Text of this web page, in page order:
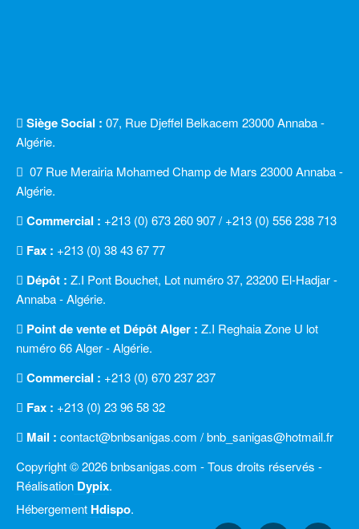
Siège Social : 07, Rue Djeffel Belkacem 23000 Annaba -
Algérie.
07 Rue Merairia Mohamed Champ de Mars 23000 Annaba -
Algérie.
Commercial : +213 (0) 673 260 907 / +213 (0) 556 238 713
Fax : +213 (0) 38 43 67 77
Dépôt : Z.I Pont Bouchet, Lot numéro 37, 23200 El-Hadjar -
Annaba - Algérie.
Point de vente et Dépôt Alger : Z.I Reghaia Zone U lot
numéro 66 Alger - Algérie.
Commercial : +213 (0) 670 237 237
Fax : +213 (0) 23 96 58 32
Mail : contact@bnbsanigas.com / bnb_sanigas@hotmail.fr
Copyright © 2026 bnbsanigas.com - Tous droits réservés -
Réalisation Dypix.
Hébergement Hdispo.